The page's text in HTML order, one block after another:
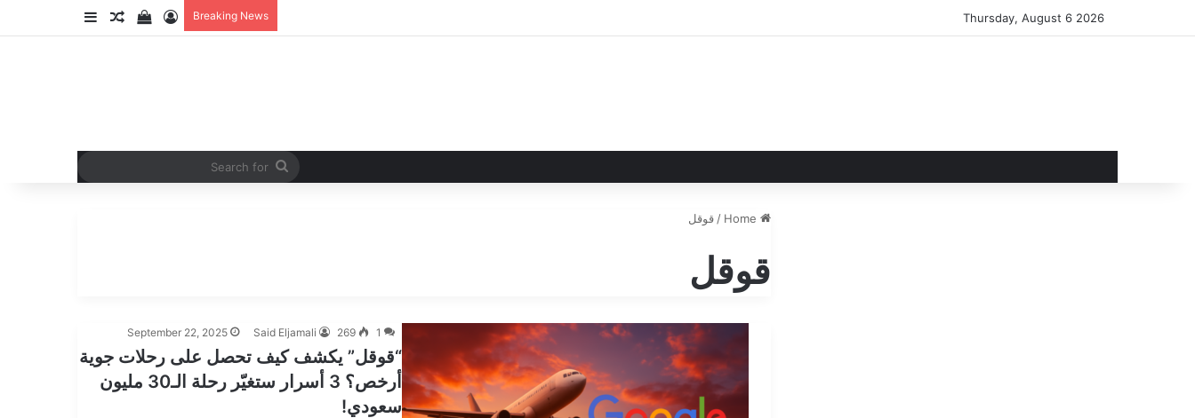
Thursday, August 6 2026
Breaking News
Log In
your shopping cart
Random Article
Sidebar
Search
/ قوقل
قوقل
Said Eljamali
September 22, 2025 1
269
“قوقل” يكشف كيف تحصل على رحلات جوية
أرخص؟ 3 أسرار ستغيّر رحلة الـ30 مليون
سعودي!